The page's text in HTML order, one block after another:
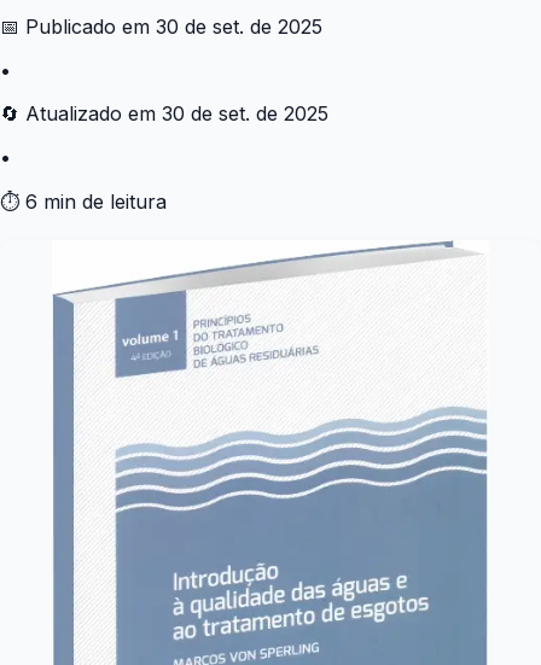
📅 Publicado em 30 de set. de 2025
•
🔄 Atualizado em 30 de set. de 2025
•
⏱ 6 min de leitura